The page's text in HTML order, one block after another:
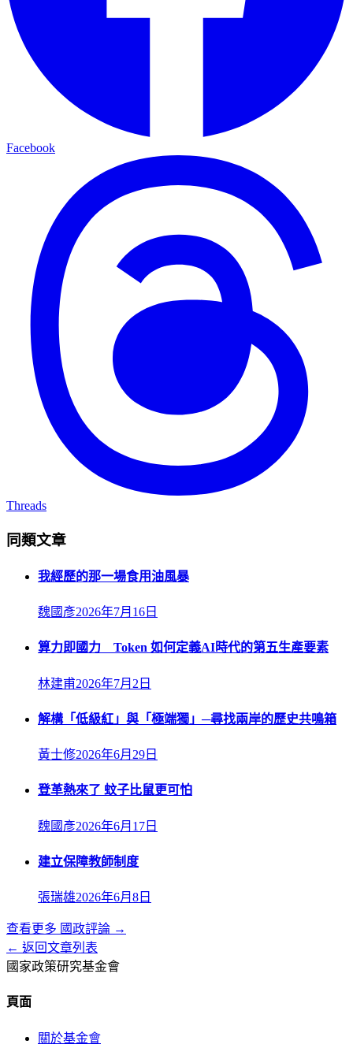
Facebook
Threads
同類文章
我經歷的那一場食用油風暴
魏國彥2026年7月16日
算力即國力 Token 如何定義AI時代的第五生產要素
林建甫2026年7月2日
解構「低級紅」與「極端獨」─尋找兩岸的歷史共鳴箱
黃士修2026年6月29日
登革熱來了 蚊子比鼠更可怕
魏國彥2026年6月17日
建立保障教師制度
張瑞雄2026年6月8日
查看更多 國政評論 →
← 返回文章列表
國家政策研究基金會
頁面
關於基金會